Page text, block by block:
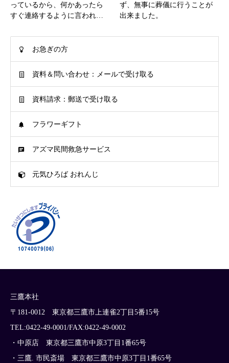
っているから、何かあったら
すぐ連絡するように言われ…
ず、無事に葬儀に行うことが
出来ました。
お急ぎの方
資料＆問い合わせ：メールで受け取る
資料請求：郵送で受け取る
フラワーギフト
アズマ民間救急サービス
元気ひろば おれんじ
三鷹本社
〒181-0012 東京都三鷹市上連雀2丁目5番15号
TEL:0422-49-0001/FAX:0422-49-0002
・中原店 東京都三鷹市中原3丁目1番65号
・三鷹. 市民斎場 東京都三鷹市中原3丁目1番65号